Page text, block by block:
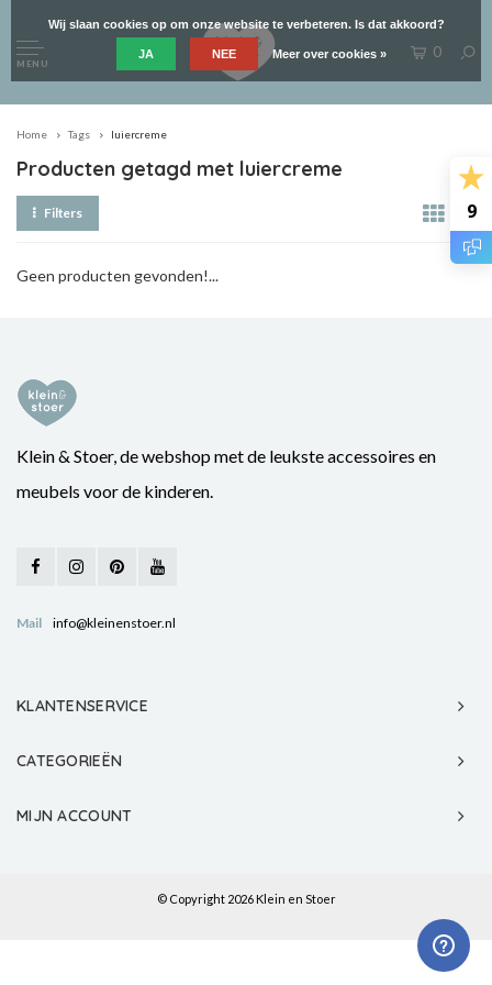
9
MENU
0
Home Tags luiercreme
Producten getagd met luiercreme
Filters
Geen producten gevonden!...
Klein & Stoer, de webshop met de leukste accessoires en
meubels voor de kinderen.
Mail info@kleinenstoer.nl
KLANTENSERVICE
CATEGORIEËN
MIJN ACCOUNT
© Copyright 2026 Klein en Stoer
Wij slaan cookies op om onze website te verbeteren. Is dat akkoord?
JA NEE Meer over cookies »